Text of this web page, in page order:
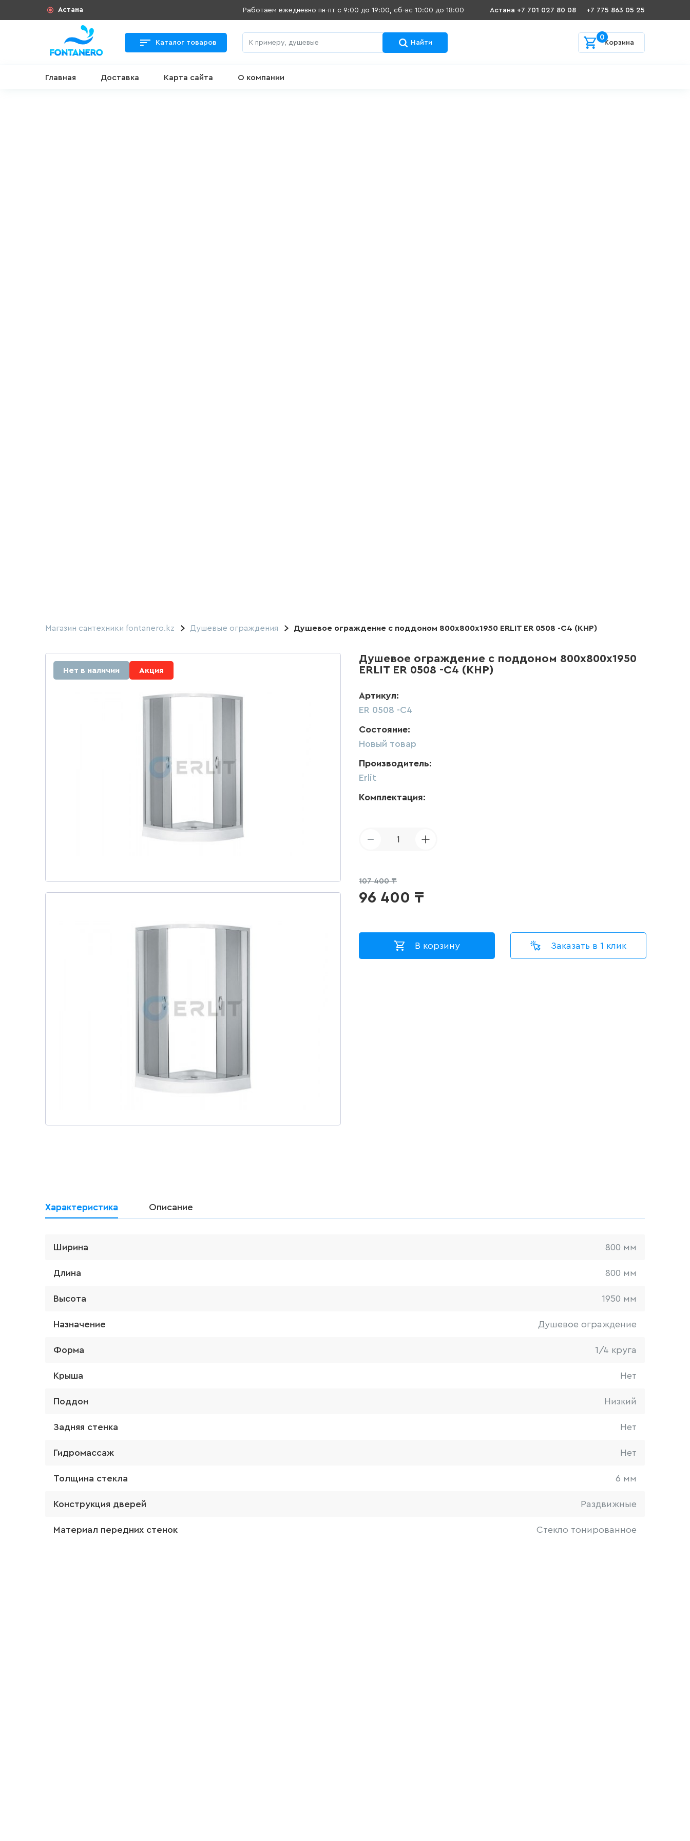
Астана Работаем ежедневно пн-пт с 9:00 до 19:00, сб-вс 10:00 до 18:00 Астана +7 701 027 80 08 +7 775 863 05 25
Каталог товаров Найти Корзина
0
Главная Доставка Карта сайта О компании
Магазин сантехники fontanero.kz Душевые ограждения Душевое ограждение с поддоном 800х800х1950 ERLIT ER 0508 -C4 (КНР)
Нет в наличии Акция
Душевое ограждение с поддоном 800х800х1950
ERLIT ER 0508 -C4 (КНР)
Артикул:
ER 0508 -C4
Состояние:
Новый товар
Производитель:
Erlit
Комплектация:
1
107 400 ₸
96 400 ₸
В корзину Заказать в 1 клик
Характеристика Описание
Ширина 800 мм
Длина 800 мм
Высота 1950 мм
Назначение Душевое ограждение
Форма 1/4 круга
Крыша Нет
Поддон Низкий
Задняя стенка Нет
Гидромассаж Нет
Толщина стекла 6 мм
Конструкция дверей Раздвижные
Материал передних стенок Стекло тонированное